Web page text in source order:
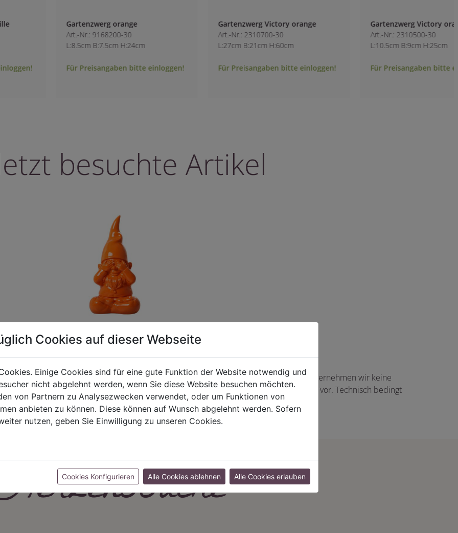
einloggen!
Gartenzwerg Victory orange
Art.-Nr.: 2310700-30
L:27cm B:21cm H:60cm
Für Preisangaben bitte einloggen!
Gartenzwerg Victory orange
Art.-Nr.: 2310500-30
L:10.5cm B:9cm H:25cm
Für Preisangaben bitte einloggen!
Gartenzwerg Herz
Art.-Nr.: 2310900-50
L:17cm B:17cm
Für
besuchte Artikel
und Versandkosten. Für Irrtümer und fehlerhaft angezeigte Angaben übernehmen wir keine
wir uns die Berechnung eines Mindermengenzuschlags in Höhe von 5,00 EUR vor. Technisch bedingt
zwischen der Bildschirmdarstellung und dem Originalartikel auftreten.
Cookies auf dieser Webseite
Einige Cookies sind für eine gute Funktion der Website notwendig und
nicht abgelehnt werden, wenn Sie diese Website besuchen möchten.
von Partnern zu Analysezwecken verwendet, oder um Funktionen von
anbieten zu können. Diese können auf Wunsch abgelehnt werden. Sofern
nutzen, geben Sie Einwilligung zu unseren Cookies.
Cookies Konfigurieren Alle Cookies ablehnen Alle Cookies erlauben